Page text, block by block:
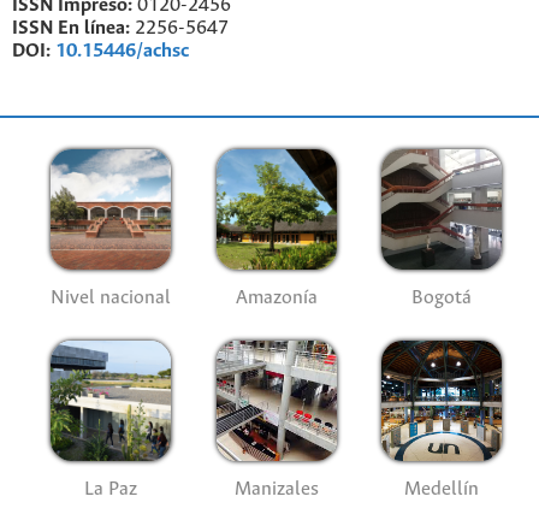
ISSN Impreso: 0120-2456
ISSN En línea: 2256-5647
DOI: 10.15446/achsc
Nivel nacional Amazonía Bogotá
La Paz Manizales Medellín